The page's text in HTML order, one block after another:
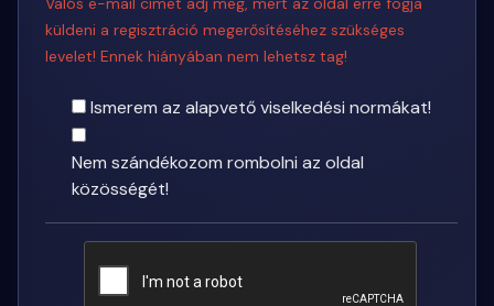
küldeni a regisztráció megerősítéséhez szükséges
levelet! Ennek hiányában nem lehetsz tag!
Ismerem az alapvető viselkedési normákat!
Nem szándékozom rombolni az oldal
közösségét!